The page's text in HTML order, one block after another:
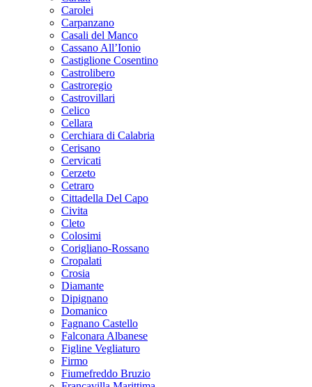
Carolei
Carpanzano
Casali del Manco
Cassano All’Ionio
Castiglione Cosentino
Castrolibero
Castroregio
Castrovillari
Celico
Cellara
Cerchiara di Calabria
Cerisano
Cervicati
Cerzeto
Cetraro
Cittadella Del Capo
Civita
Cleto
Colosimi
Corigliano-Rossano
Cropalati
Crosia
Diamante
Dipignano
Domanico
Fagnano Castello
Falconara Albanese
Figline Vegliaturo
Firmo
Fiumefreddo Bruzio